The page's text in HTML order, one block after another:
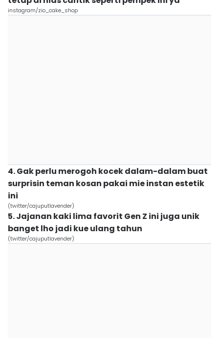
instagram/zio_cake_shop
4. Gak perlu merogoh kocek dalam-dalam buat
surprisin teman kosan pakai mie instan estetik
ini
(twitter/cajuputlavender)
5. Jajanan kaki lima favorit Gen Z ini juga unik
banget lho jadi kue ulang tahun
(twitter/cajuputlavender)